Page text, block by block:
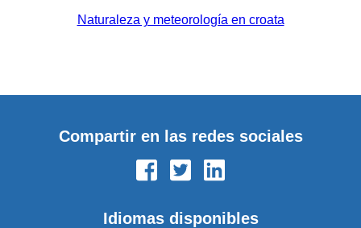
Naturaleza y meteorología en croata
Compartir en las redes sociales
Idiomas disponibles